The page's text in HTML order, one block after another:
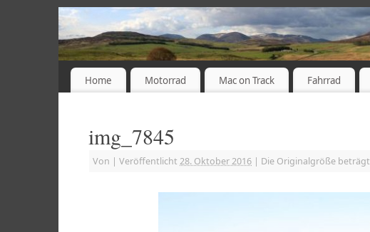
Home Motorrad Mac on Track Fahrrad
img_7845
Von | Veröffentlicht 28. Oktober 2016 | Die Originalgröße beträgt